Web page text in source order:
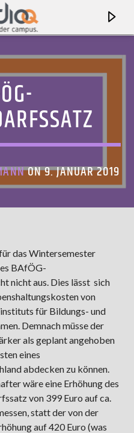
Steinfurt103,9 MHz
ON 9. JANUAR 2019
das Wintersemester
BAfÖG-
nicht aus. Dies lässt sich
von
für Bildungs- und
Demnach müsse der
als geplant angehoben
eines
abdecken zu können.
wäre eine Erhöhung des
von 399 Euro auf ca.
statt der von der
auf 420 Euro (was